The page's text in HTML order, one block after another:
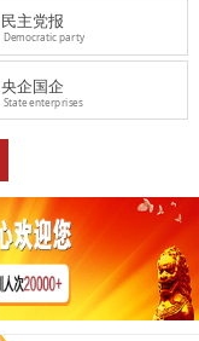
民主党报
Democratic party
央企国企
State enterprises